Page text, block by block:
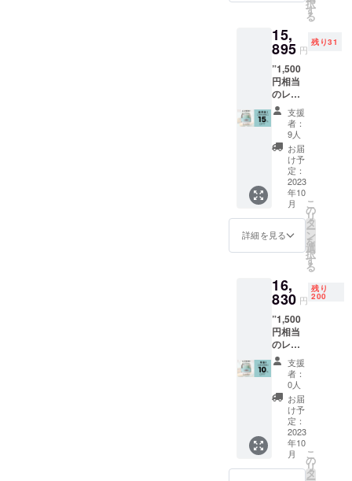
ンは変
更にな
性があ
りま
す。 ※
原材料
及び添
加物等
の食品
表示は
お届け
商品の
ラベル
に表記
す。 ※
商品開
お届け
のリ
ターン
に貼付
された
ラベル
や注意
書きを
ご確認
くださ
い。 ※
本種類
の種菌
は、冷
蔵庫で
限は
パッ
ケージ
に記載
いたし
ます。
※原材料
及び添
加物等
の食品
表示は
お届け
商品の
ラベル
に表記
されま
す。 ※
お届け
のリ
に貼付
された
ラベル
や注意
書きを
ご確認
くださ
い。 ※
はちみ
つは保
存方法
高温を
(税込)
オフ
→2,992
円(税込)
・送
料、税
込み ＜
はちみ
つ＞ ・
個数：1
個 ・風
味：紅
茶アー
ルグレ
イ ・内
容量：
80g ＜
種菌＞
数：1個
プ：カ
スピ海
ヨーグ
ルト ・
内容
量：
6g（3g
包）
・補
足：3回
繰り返
すこと
で６Lの
ヨーグ
ルト生
択
す
る
15,
895 円
残り31
”1,500
円相当
のレシ
ピ本付
き” ”お
よそ、
はちみ
つ2個or
種菌1つ
分お得"
・一般
販売予
定価
格：
18,700
円(税込)
15％OF
F→15,8
95円(税
込) ・40
個限定
・送
料、税
込み ・
個数：1
個 ・翻
訳済み
のヨー
グルト
レシピ
本付き
※種菌は
支援
者：
9人
お届
け予
定：
2023
年10
月
詳細を見る
こ
の
リ
タ
ー
ン
を
選
択
す
る
16,
830 円
残り
200
”1,500
円相当
のレシ
ピ本付
き” ”お
よそ、
はちみ
つ1個or
種菌2つ
分お得"
・一般
販売予
定価
支援
者：
0人
お届
け予
定：
2023
年10
月
こ
の
リ
タ